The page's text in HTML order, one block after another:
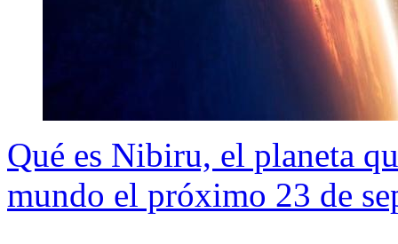
Qué es Nibiru, el planeta
mundo el próximo 23 de